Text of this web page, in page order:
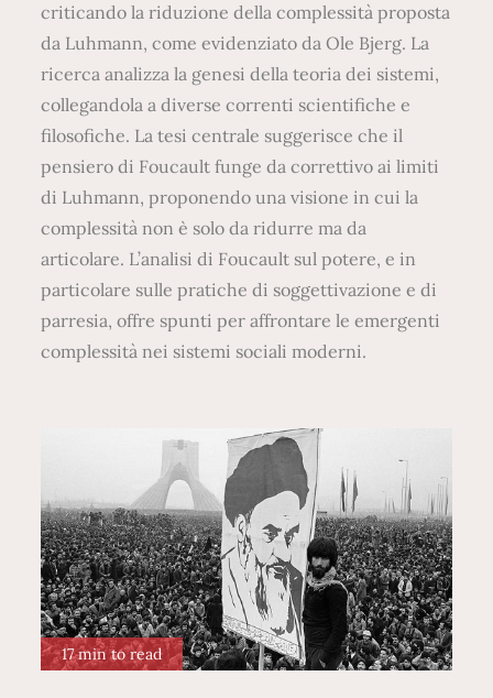
criticando la riduzione della complessità proposta
da Luhmann, come evidenziato da Ole Bjerg. La
ricerca analizza la genesi della teoria dei sistemi,
collegandola a diverse correnti scientifiche e
filosofiche. La tesi centrale suggerisce che il
pensiero di Foucault funge da correttivo ai limiti
di Luhmann, proponendo una visione in cui la
complessità non è solo da ridurre ma da
articolare. L’analisi di Foucault sul potere, e in
particolare sulle pratiche di soggettivazione e di
parresia, offre spunti per affrontare le emergenti
complessità nei sistemi sociali moderni.
17 min to read